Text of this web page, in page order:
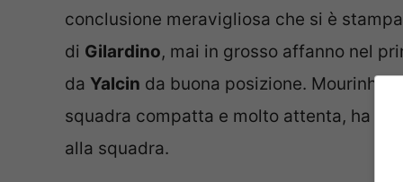
conclusione meravigliosa che si è
di Gilardino, mai in grosso affanno nel
da Yalcin da buona posizione. Mourinho,
squadra compatta e molto attenta, ha in
alla squadra.